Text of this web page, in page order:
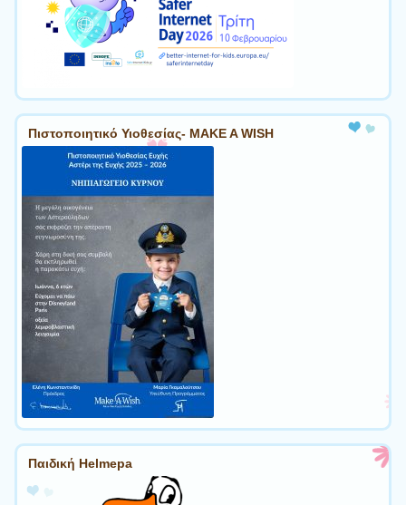
Πιστοποιητικό Υιοθεσίας- MAKE A WISH
Παιδική Helmepa